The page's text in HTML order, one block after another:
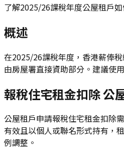
了解2025/26課稅年度公屋租戶
概述
在2025/26課稅年度，香港薪俸
由房屋署直接資助部分。建議使用
報稅住宅租金扣除 公
公屋租戶申請報稅住宅租金扣除
有效且以個人或聯名形式持有，
例調整。